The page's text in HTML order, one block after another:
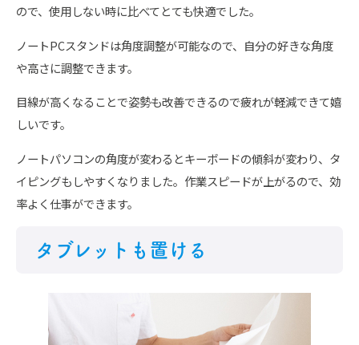
ので、使用しない時に比べてとても快適でした。
ノートPCスタンドは角度調整が可能なので、自分の好きな角度
や高さに調整できます。
目線が高くなることで姿勢も改善できるので疲れが軽減できて嬉
しいです。
ノートパソコンの角度が変わるとキーボードの傾斜が変わり、タ
イピングもしやすくなりました。作業スピードが上がるので、効
率よく仕事ができます。
タブレットも置ける